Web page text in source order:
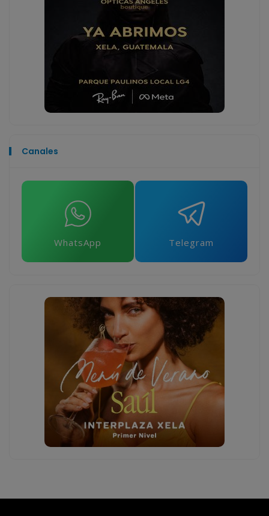
Canales
WhatsApp Telegram